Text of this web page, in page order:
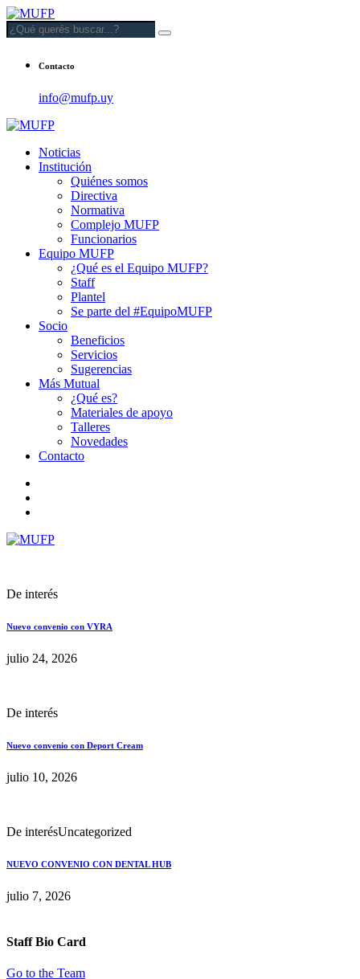
Contacto
info@mufp.uy
Noticias
Institución
Quiénes somos
Directiva
Normativa
Complejo MUFP
Funcionarios
Equipo MUFP
¿Qué es el Equipo MUFP?
Staff
Plantel
Se parte del #EquipoMUFP
Socio
Beneficios
Servicios
Sugerencias
Más Mutual
¿Qué es?
Materiales de apoyo
Talleres
Novedades
Contacto
De interés
Nuevo convenio con VYRA
julio 24, 2026
De interés
Nuevo convenio con Deport Cream
julio 10, 2026
De interésUncategorized
NUEVO CONVENIO CON DENTAL HUB
julio 7, 2026
Staff Bio Card
Go to the Team